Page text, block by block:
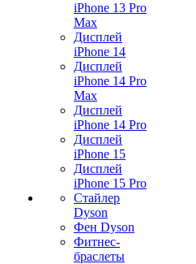
iPhone 13 Pro
Max
Дисплей
iPhone 14
Дисплей
iPhone 14 Pro
Max
Дисплей
iPhone 14 Pro
Дисплей
iPhone 15
Дисплей
iPhone 15 Pro
Стайлер
Dyson
Фен Dyson
Фитнес-
браслеты